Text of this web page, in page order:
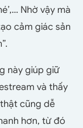
Nhờ vậy mà
cảm giác sản
này giúp giữ
và thấy
cũng dễ
hơn, từ đó